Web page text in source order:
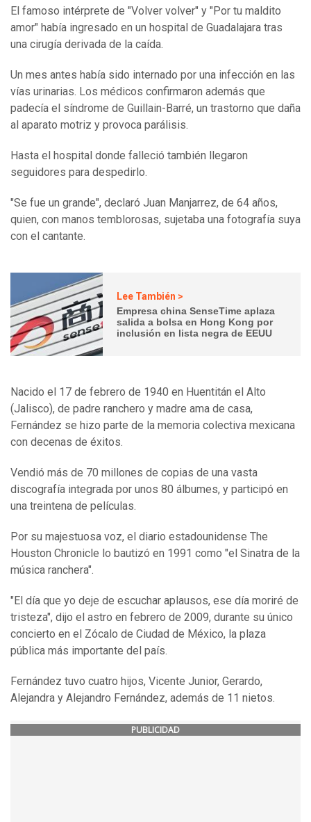
El famoso intérprete de "Volver volver" y "Por tu maldito
amor" había ingresado en un hospital de Guadalajara tras
una cirugía derivada de la caída.
Un mes antes había sido internado por una infección en las
vías urinarias. Los médicos confirmaron además que
padecía el síndrome de Guillain-Barré, un trastorno que daña
al aparato motriz y provoca parálisis.
Hasta el hospital donde falleció también llegaron
seguidores para despedirlo.
"Se fue un grande", declaró Juan Manjarrez, de 64 años,
quien, con manos temblorosas, sujetaba una fotografía suya
con el cantante.
Lee También >
Empresa china SenseTime aplaza
salida a bolsa en Hong Kong por
inclusión en lista negra de EEUU
Nacido el 17 de febrero de 1940 en Huentitán el Alto
(Jalisco), de padre ranchero y madre ama de casa,
Fernández se hizo parte de la memoria colectiva mexicana
con decenas de éxitos.
Vendió más de 70 millones de copias de una vasta
discografía integrada por unos 80 álbumes, y participó en
una treintena de películas.
Por su majestuosa voz, el diario estadounidense The
Houston Chronicle lo bautizó en 1991 como "el Sinatra de la
música ranchera".
"El día que yo deje de escuchar aplausos, ese día moriré de
tristeza", dijo el astro en febrero de 2009, durante su único
concierto en el Zócalo de Ciudad de México, la plaza
pública más importante del país.
Fernández tuvo cuatro hijos, Vicente Junior, Gerardo,
Alejandra y Alejandro Fernández, además de 11 nietos.
PUBLICIDAD